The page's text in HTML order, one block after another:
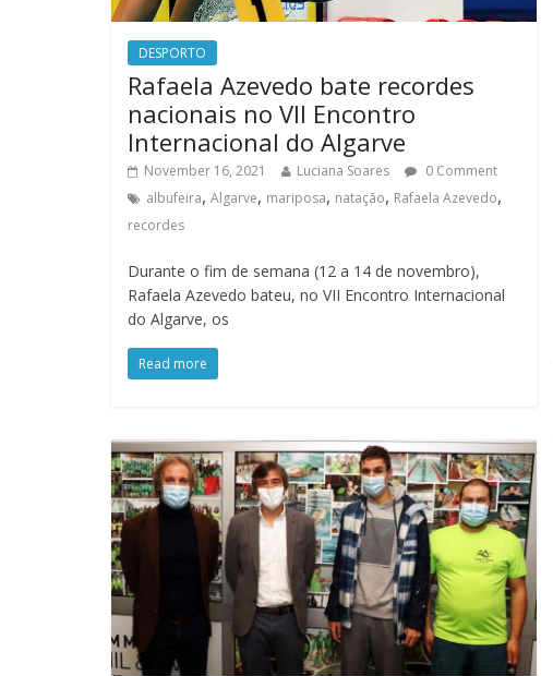
DESPORTO
Rafaela Azevedo bate recordes
nacionais no VII Encontro
Internacional do Algarve
November 16, 2021 Luciana Soares
0 Comment
albufeira, Algarve, mariposa, natação, Rafaela Azevedo,
recordes
Durante o fim de semana (12 a 14 de novembro),
Rafaela Azevedo bateu, no VII Encontro Internacional
do Algarve, os
Read more